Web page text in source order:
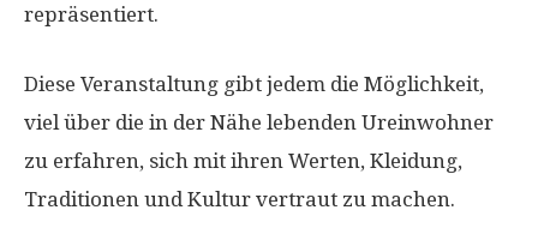
repräsentiert.
Diese Veranstaltung gibt jedem die Möglichkeit,
viel über die in der Nähe lebenden Ureinwohner
zu erfahren, sich mit ihren Werten, Kleidung,
Traditionen und Kultur vertraut zu machen.